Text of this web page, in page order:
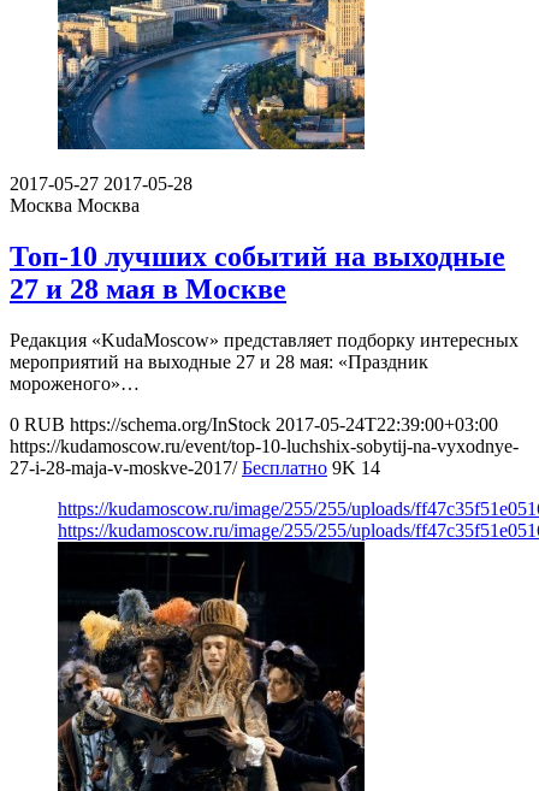
2017-05-27 2017-05-28
Москва Москва
Топ-10 лучших событий на выходные
27 и 28 мая в Москве
Редакция «KudaMoscow» представляет подборку интересных
мероприятий на выходные 27 и 28 мая: «Праздник
мороженого»…
0 RUB https://schema.org/InStock 2017-05-24T22:39:00+03:00
https://kudamoscow.ru/event/top-10-luchshix-sobytij-na-vyxodnye-
27-i-28-maja-v-moskve-2017/ Бесплатно 9K 14
https://kudamoscow.ru/image/255/255/uploads/
https://kudamoscow.ru/image/255/255/uploads/